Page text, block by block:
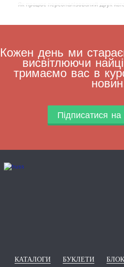
Як працює персоналізований друк
Кожен день ми
висвітлюючи
тримаємо вас в
Підписатися на
КАТАЛОГИ БУКЛЕТИ